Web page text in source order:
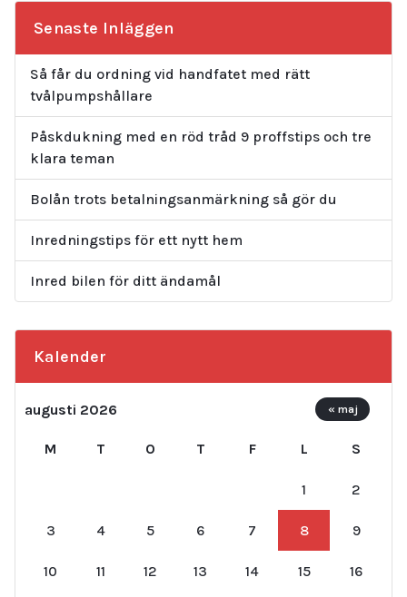
Senaste Inläggen
Så får du ordning vid handfatet med rätt
tvålpumpshållare
Påskdukning med en röd tråd 9 proffstips och tre
klara teman
Bolån trots betalningsanmärkning så gör du
Inredningstips för ett nytt hem
Inred bilen för ditt ändamål
Kalender
augusti 2026
M T O T F L S
1 2
3 4 5 6 7 8 9
10 11 12 13 14 15 16
« maj